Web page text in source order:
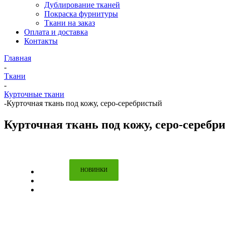
Дублирование тканей
Покраска фурнитуры
Ткани на заказ
Оплата и доставка
Контакты
Главная
-
Ткани
-
Курточные ткани
-Курточная ткань под кожу, серо-серебристый
Курточная ткань под кожу, серо-
НОВИНКИ